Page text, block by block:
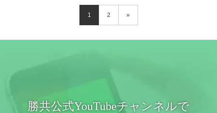
1 2 »
勝共公式YouTubeチャンネルで